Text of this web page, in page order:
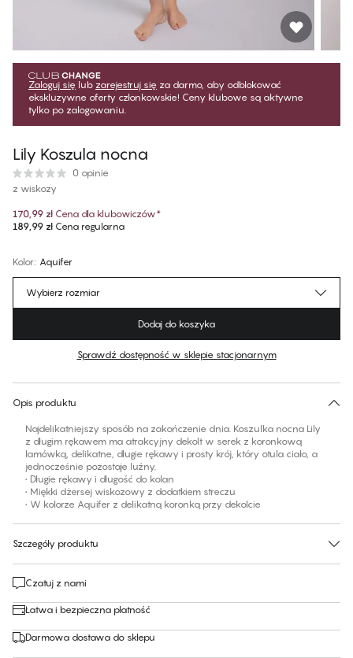
Zaloguj się lub zarejestruj się za darmo, aby odblokować
ekskluzywne oferty członkowskie! Ceny klubowe są aktywne
tylko po zalogowaniu.
Lily Koszula nocna
0 opinie
z wiskozy
170,99 zł Cena dla klubowiczów*
189,99 złCena regularna
Kolor: Aquifer
Brak sugerowanego rozmiaru dla tego produktu
Wybierz rozmiar
Dodaj do koszyka
Sprawdź dostępność w sklepie stacjonarnym
Opis produktu
Najdelikatniejszy sposób na zakończenie dnia. Koszulka nocna Lily
z długim rękawem ma atrakcyjny dekolt w serek z koronkową
lamówką, delikatne, długie rękawy i prosty krój, który otula ciało, a
jednocześnie pozostaje luźny.
• Długie rękawy i długość do kolan
• Miękki dżersej wiskozowy z dodatkiem streczu
• W kolorze Aquifer z delikatną koronką przy dekolcie
Szczegóły produktu
Czatuj z nami
Łatwa i bezpieczna płatność
Darmowa dostawa do sklepu